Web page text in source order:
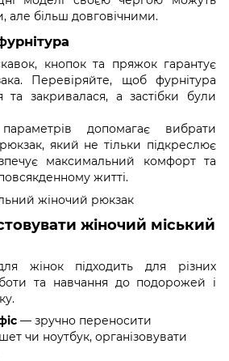
але більш довговічними.
кнопок та пряжок гарантує
Перевіряйте, щоб фурнітура
та закривалася, а застібки були
допомагає вибрати
який не тільки підкреслює
максимальний комфорт та
житті.
жіночий міський
жінок підходить для різних
та навчання до подорожей і
— зручно переносити
чи ноутбук, організовувати